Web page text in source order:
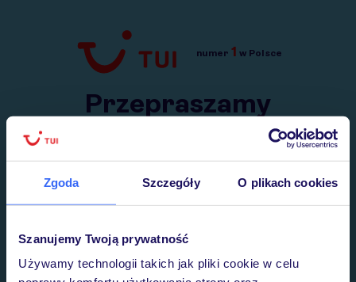
Zgoda Szczegóły O plikach cookies
Szanujemy Twoją prywatność
Używamy technologii takich jak pliki cookie w celu
Przejdź do TUI.pl
numer 1 w Polsce
Przepraszamy
Wysłaliśmy nasz serwis na krótkie wakacje.